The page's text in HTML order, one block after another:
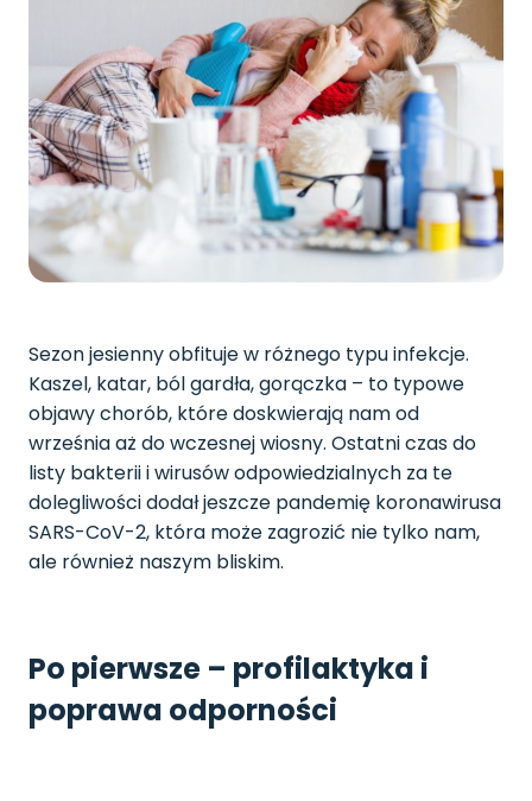
Sezon jesienny obfituje w różnego typu infekcje.
Kaszel, katar, ból gardła, gorączka – to typowe
objawy chorób, które doskwierają nam od
września aż do wczesnej wiosny. Ostatni czas do
listy bakterii i wirusów odpowiedzialnych za te
dolegliwości dodał jeszcze pandemię koronawirusa
SARS-CoV-2, która może zagrozić nie tylko nam,
ale również naszym bliskim.
Po pierwsze – profilaktyka i
poprawa odporności